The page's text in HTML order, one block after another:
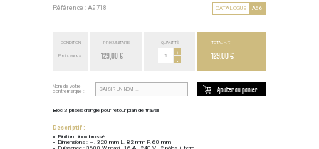
Référence : A9718 CATALOGUE A66
CONDITION
Point euros
PRIX UNITAIRE
129,00 €
QUANTITÉ
+
-
TOTAL H.T.
129,00 €
Nom de votre
contremarque :
Ajouter au panier
Bloc 3 prises d'angle pour retour plan de travail
Descriptif :
Finition : inox brossé
Dimensions : H. 320 mm L. 82 mm P. 60 mm